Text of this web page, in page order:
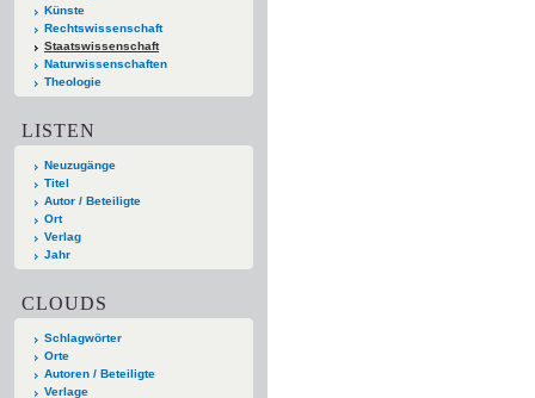
Künste
Rechtswissenschaft
Staatswissenschaft
Naturwissenschaften
Theologie
LISTEN
Neuzugänge
Titel
Autor / Beteiligte
Ort
Verlag
Jahr
CLOUDS
Schlagwörter
Orte
Autoren / Beteiligte
Verlage